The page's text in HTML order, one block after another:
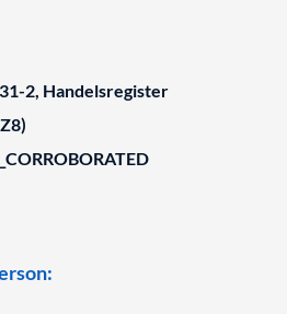
2, Handelsregister